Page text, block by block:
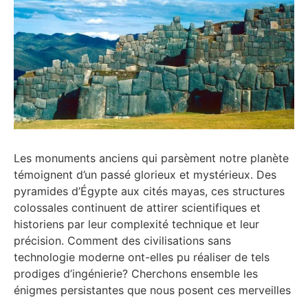
Les monuments anciens qui parsèment notre planète
témoignent d’un passé glorieux et mystérieux. Des
pyramides d’Égypte aux cités mayas, ces structures
colossales continuent de attirer scientifiques et
historiens par leur complexité technique et leur
précision. Comment des civilisations sans
technologie moderne ont-elles pu réaliser de tels
prodiges d’ingénierie? Cherchons ensemble les
énigmes persistantes que nous posent ces merveilles